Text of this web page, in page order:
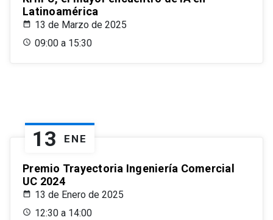
Latinoamérica
13 de Marzo de 2025
09:00 a 15:30
13 ENE
Premio Trayectoria Ingeniería Comercial
UC 2024
13 de Enero de 2025
12:30 a 14:00